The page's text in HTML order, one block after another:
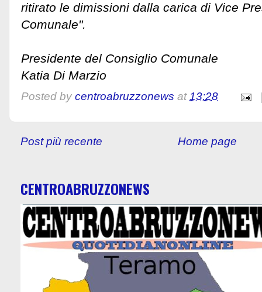
ritirato le dimissioni dalla carica di Vice
Comunale".
Presidente del Consiglio Comunale
Katia Di Marzio
Posted by centroabruzzonews at13:28
Post più recente Home page
CENTROABRUZZONEWS